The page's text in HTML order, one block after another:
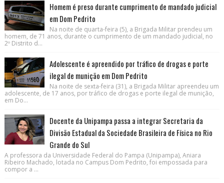
Homem é preso durante cumprimento de mandado judicial
em Dom Pedrito
Na noite de quarta-feira (5), a Brigada Militar prendeu um
homem, de 71 anos, durante o cumprimento de um mandado judicial, no
2º Distrito d...
Adolescente é apreendido por tráfico de drogas e porte
ilegal de munição em Dom Pedrito
Na noite de sexta-feira (31), a Brigada Militar apreendeu um
adolescente, de 17 anos, por tráfico de drogas e porte ilegal de munição,
em Do...
Docente da Unipampa passa a integrar Secretaria da
Divisão Estadual da Sociedade Brasileira de Física no Rio
Grande do Sul
A professora da Universidade Federal do Pampa (Unipampa), Aniara
Ribeiro Machado, lotada no Campus Dom Pedrito, foi empossada para
compor a ...